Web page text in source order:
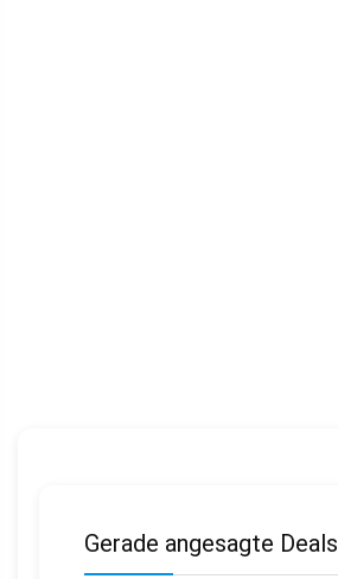
Gerade angesagte Deals